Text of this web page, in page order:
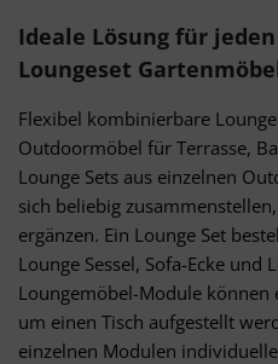
Ideale Lösung für
Loungeset
Flexibel kombinierbare
Outdoormöbel für Terrasse,
Lounge Sets aus einzelnen
sich beliebig
ergänzen. Ein Lounge Set
Lounge Sessel, Sofa-Ecke und
Loungemöbel-Module
um einen Tisch aufgestellt
einzelnen Modulen